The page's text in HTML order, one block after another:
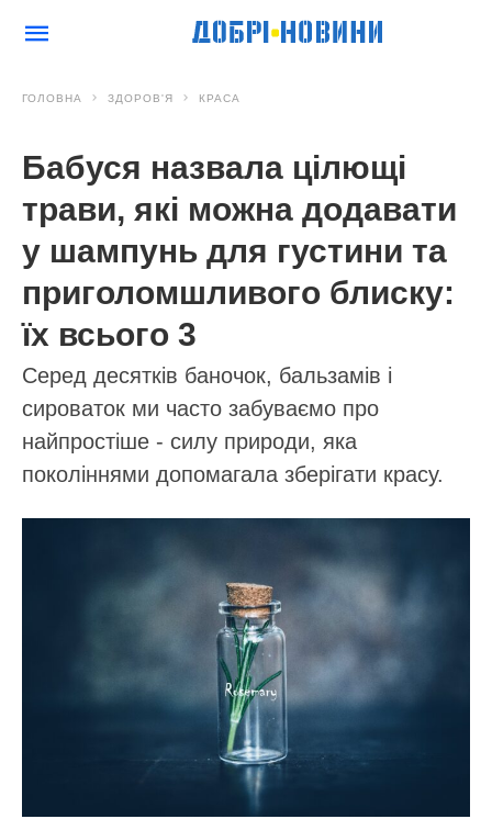
ГОЛОВНА ЗДОРОВ'Я КРАСА
Бабуся назвала цілющі
трави, які можна додавати
у шампунь для густини та
приголомшливого блиску:
їх всього 3
Серед десятків баночок, бальзамів і
сироваток ми часто забуваємо про
найпростіше - силу природи, яка
поколіннями допомагала зберігати красу.